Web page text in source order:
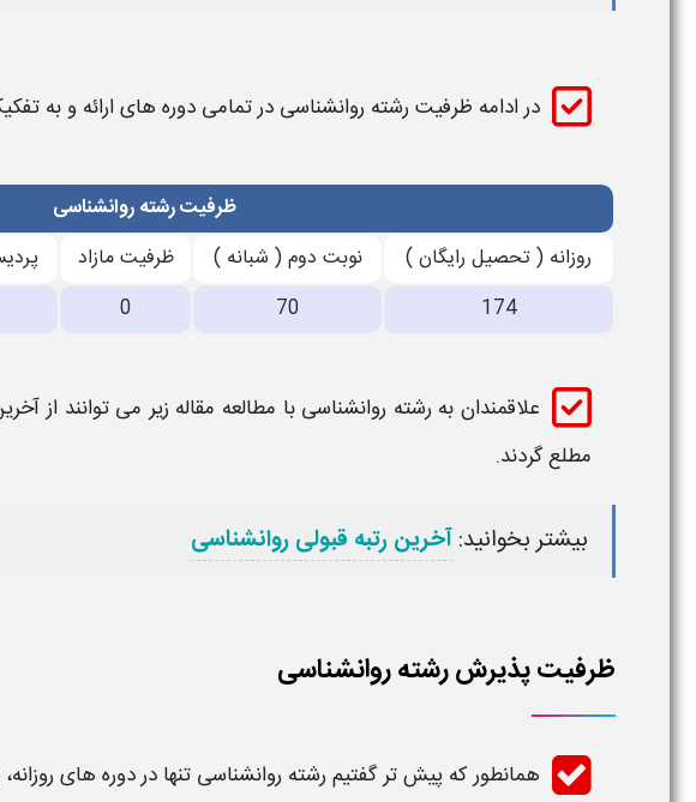
در ادامه ظرفیت رشته روانشناسی در تمامی دوره های ارائه و به
ظرفیت رشته روانشناسی
روزانه ( تحصیل رایگان )
نوبت دوم ( شبانه ) ظرفیت مازاد
174
70
0
علاقمندان به رشته روانشناسیبا مطالعه مقاله زیر می توانند از
مطلع گردند.
بیشتر بخوانید:آخرین رتبه قبولی روانشناسی
ظرفیت پذیرش رشته روانشناسی
همانطور که پیش تر گفتیم رشته روانشناسیتنها در دوره های